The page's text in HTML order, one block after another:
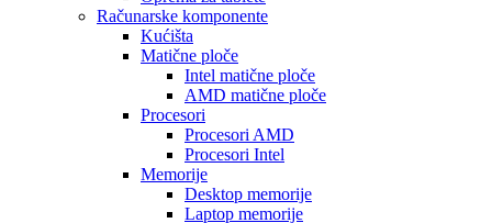
Računarske komponente
Kućišta
Matične ploče
Intel matične ploče
AMD matične ploče
Procesori
Procesori AMD
Procesori Intel
Memorije
Desktop memorije
Laptop memorije